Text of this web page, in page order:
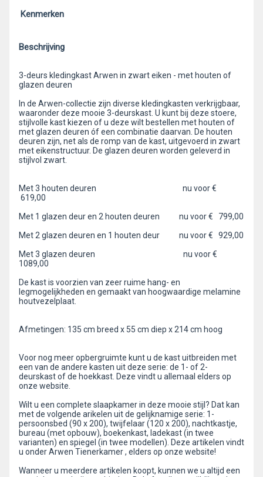
Kenmerken
Beschrijving
3-deurs kledingkast Arwen in zwart eiken - met houten of
glazen deuren
In de Arwen-collectie zijn diverse kledingkasten verkrijgbaar,
waaronder deze mooie 3-deurskast. U kunt bij deze stoere,
stijlvolle kast kiezen of u deze wilt bestellen met houten of
met glazen deuren óf een combinatie daarvan. De houten
deuren zijn, net als de romp van de kast, uitgevoerd in zwart
met eikenstructuur. De glazen deuren worden geleverd in
stijlvol zwart.
Met 3 houten deuren nu voor €
619,00
Met 1 glazen deur en 2 houten deuren nu voor € 799,00
Met 2 glazen deuren en 1 houten deur nu voor € 929,00
Met 3 glazen deuren nu voor €
1089,00
De kast is voorzien van zeer ruime hang- en
legmogelijkheden en gemaakt van hoogwaardige melamine
houtvezelplaat.
Afmetingen: 135 cm breed x 55 cm diep x 214 cm hoog
Voor nog meer opbergruimte kunt u de kast uitbreiden met
een van de andere kasten uit deze serie: de 1- of 2-
deurskast of de hoekkast. Deze vindt u allemaal elders op
onze website.
Wilt u een complete slaapkamer in deze mooie stijl? Dat kan
met de volgende arikelen uit de gelijknamige serie: 1-
persoonsbed (90 x 200), twijfelaar (120 x 200), nachtkastje,
bureau (met opbouw), boekenkast, ladekast (in twee
varianten) en spiegel (in twee modellen). Deze artikelen vindt
u onder Arwen Tienerkamer , elders op onze website!
Wanneer u meerdere artikelen koopt, kunnen we u altijd een